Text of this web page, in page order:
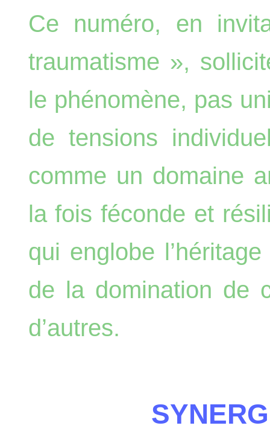
Ce numéro, en
traumatisme »,
le phénomène, pas
de tensions
comme un domaine
la fois féconde et
qui englobe
de la domination de
d’autres.